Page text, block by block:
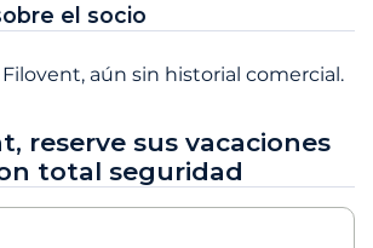
el socio
aún sin historial comercial.
reserve sus vacaciones
total seguridad